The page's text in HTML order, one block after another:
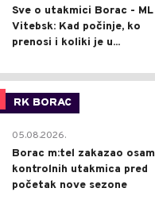
Sve o utakmici Borac - ML
Vitebsk: Kad počinje, ko
prenosi i koliki je u...
RK BORAC
05.08.2026.
Borac m:tel zakazao osam
kontrolnih utakmica pred
početak nove sezone